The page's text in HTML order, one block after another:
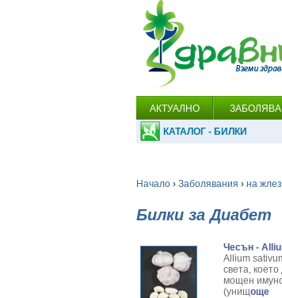
АКТУАЛНО
КАТАЛОГ - БИЛКИ
Начало › Заболявания › на
Билки за Диабет
Чесън -
Allium
света,
мощен
(унищоще